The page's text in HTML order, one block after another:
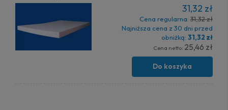
31,32 zł
Cena regularna: 31,32 zł
Najniższa cena z 30 dni przed
obniżką: 31,32 zł
Cena netto: 25,46 zł
Do koszyka